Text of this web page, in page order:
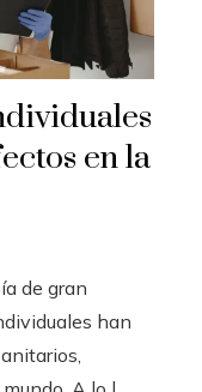
en la
de gran
han